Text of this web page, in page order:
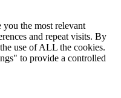
the most relevant
and repeat visits. By
use of ALL the cookies.
to provide a controlled